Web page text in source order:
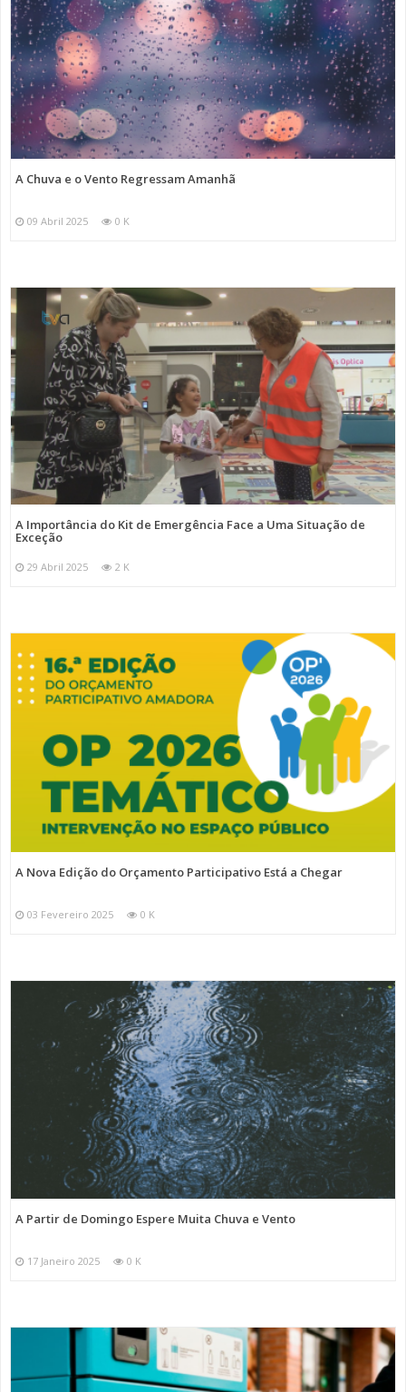
A Chuva e o Vento Regressam Amanhã
09 Abril 2025 0 K
A Importância do Kit de Emergência Face a Uma Situação de
Exceção
29 Abril 2025 2 K
A Nova Edição do Orçamento Participativo Está a Chegar
03 Fevereiro 2025 0 K
A Partir de Domingo Espere Muita Chuva e Vento
17 Janeiro 2025 0 K